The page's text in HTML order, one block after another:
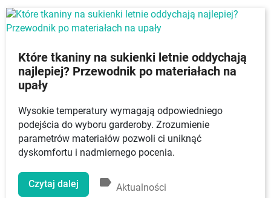
Które tkaniny na sukienki letnie oddychają
najlepiej? Przewodnik po materiałach na
upały
Wysokie temperatury wymagają odpowiedniego
podejścia do wyboru garderoby. Zrozumienie
parametrów materiałów pozwoli ci uniknąć
dyskomfortu i nadmiernego pocenia.
Czytaj dalej label Aktualności